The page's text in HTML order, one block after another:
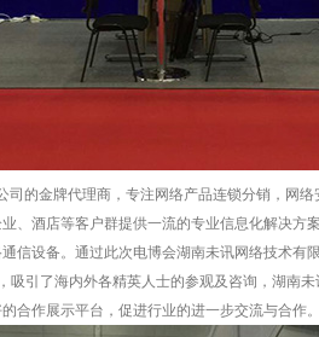
的金牌代理商，专注网络产品连锁分销，网络
、酒店等客户群提供一流的专业信息化解决方
信设备。通过此次电博会湖南未讯网络技术有
吸引了海内外各精英人士的参观及咨询，湖南
合作展示平台，促进行业的进一步交流与合作。